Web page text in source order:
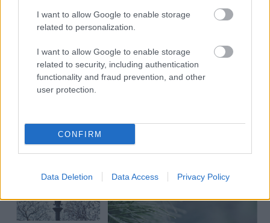
I want to allow Google to enable storage
related to personalization.
I want to allow Google to enable storage
related to security, including authentication
functionality and fraud prevention, and other
user protection.
CONFIRM
Data Deletion Data Access Privacy Policy